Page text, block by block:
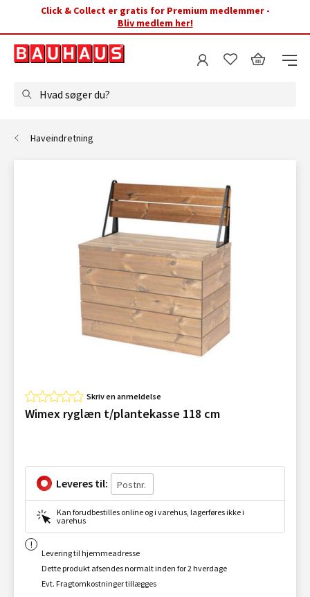
Click & Collect er gratis for Premium medlemmer -
Bliv medlem her!
Hvad søger du?
Haveindretning
Skriv en anmeldelse
Wimex ryglæn t/plantekasse 118 cm
Leveres til:
Kan forudbestilles online og i varehus, lagerføres ikke i
varehus
Levering til hjemmeadresse
Dette produkt afsendes normalt inden for 2 hverdage
Evt. Fragtomkostninger tillægges